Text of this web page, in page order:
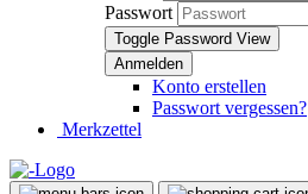
Passwort
Toggle Password View
Konto erstellen
Passwort vergessen?
Merkzettel